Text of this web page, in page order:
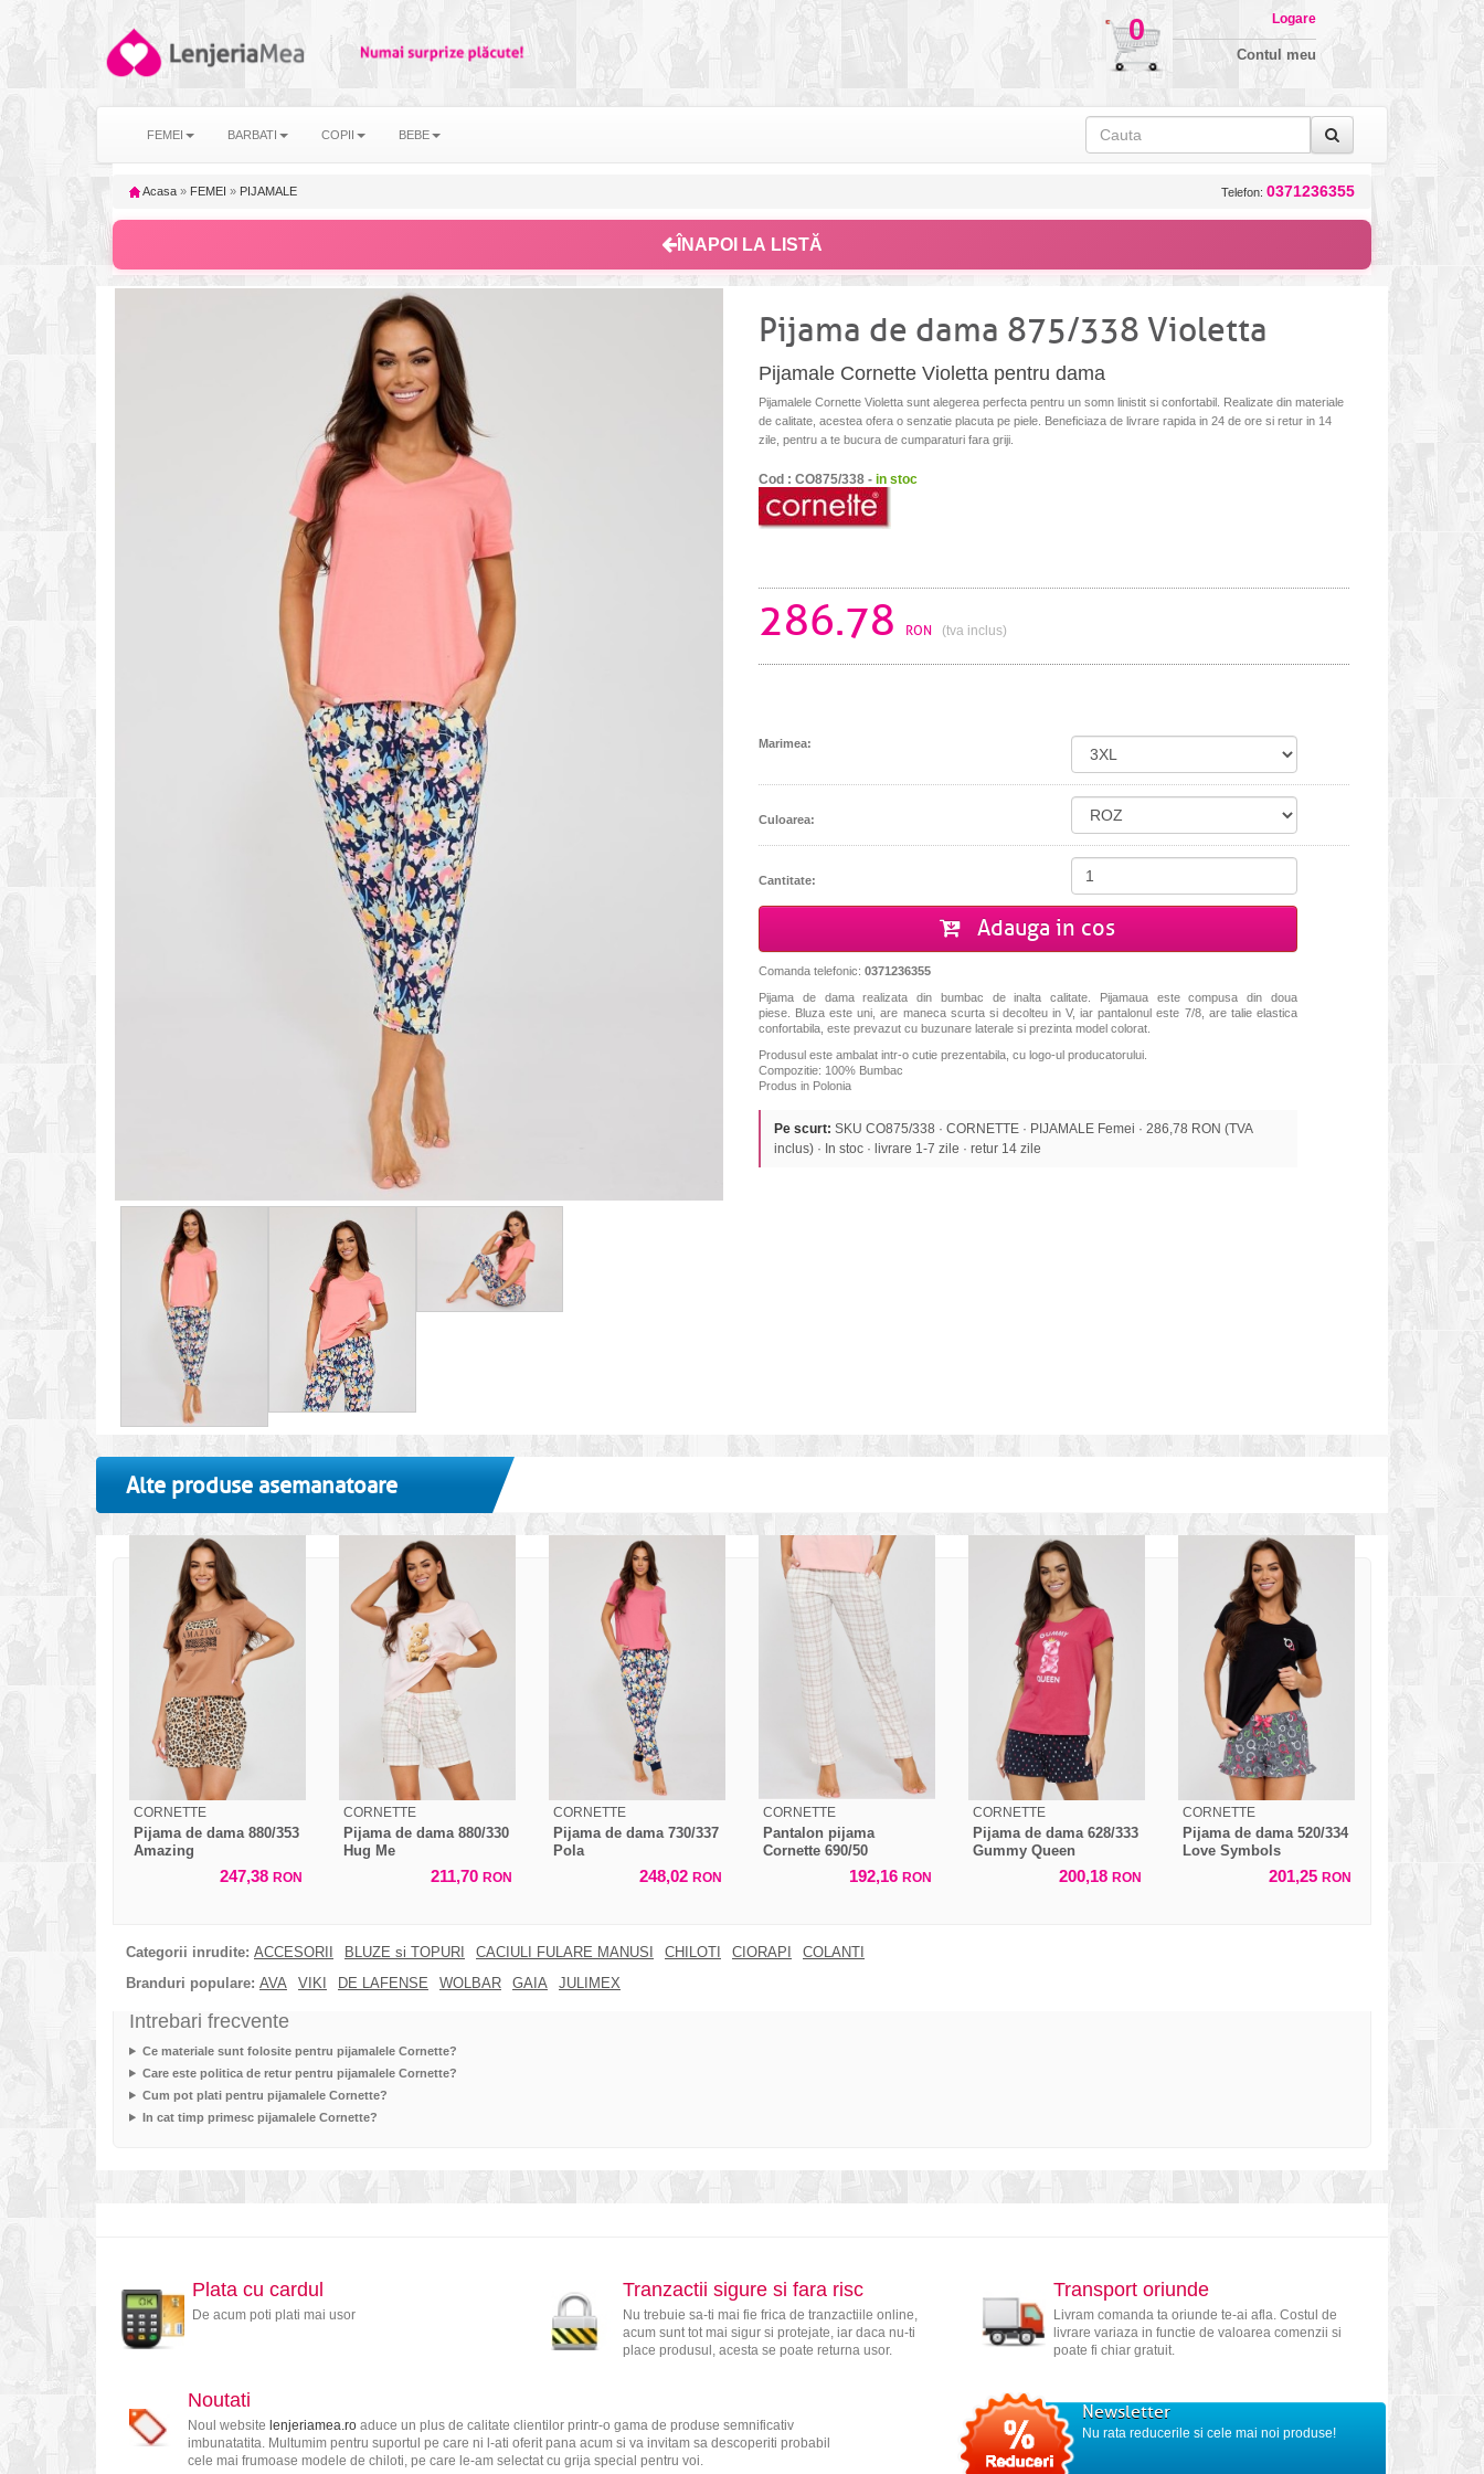
0 Logare
Contul meu
FEMEI BARBATI COPII BEBE
Acasa » FEMEI » PIJAMALE Telefon: 0371236355
ÎNAPOI LA LISTĂ
Pijama de dama 875/338 Violetta
Pijamale Cornette Violetta pentru dama
Pijamalele Cornette Violetta sunt alegerea perfecta pentru un somn linistit si confortabil. Realizate din materiale
de calitate, acestea ofera o senzatie placuta pe piele. Beneficiaza de livrare rapida in 24 de ore si retur in 14
zile, pentru a te bucura de cumparaturi fara griji.
Cod : CO875/338 - in stoc
286.78 RON (tva inclus)
Marimea:
Culoarea:
Cantitate:
Adauga in cos
Comanda telefonic: 0371236355
Pijama de dama realizata din bumbac de inalta calitate. Pijamaua este compusa din doua
piese. Bluza este uni, are maneca scurta si decolteu in V, iar pantalonul este 7/8, are talie elastica
confortabila, este prevazut cu buzunare laterale si prezinta model colorat.
Produsul este ambalat intr-o cutie prezentabila, cu logo-ul producatorului.
Compozitie: 100% Bumbac
Produs in Polonia
Pe scurt: SKU CO875/338 · CORNETTE · PIJAMALE Femei · 286,78 RON (TVA
inclus) · In stoc · livrare 1-7 zile · retur 14 zile
Alte produse asemanatoare
CORNETTE
Pijama de dama 880/353
Amazing
247,38 RON
CORNETTE
Pijama de dama 880/330
Hug Me
211,70 RON
CORNETTE
Pijama de dama 730/337
Pola
248,02 RON
CORNETTE
Pantalon pijama
Cornette 690/50
192,16 RON
CORNETTE
Pijama de dama 628/333
Gummy Queen
200,18 RON
CORNETTE
Pijama de dama 520/334
Love Symbols
201,25 RON
Categorii inrudite: ACCESORII BLUZE si TOPURI CACIULI FULARE MANUSI CHILOTI CIORAPI
COLANTI
Branduri populare: AVA VIKI DE LAFENSE WOLBAR GAIA JULIMEX
Intrebari frecvente
Ce materiale sunt folosite pentru pijamalele Cornette?
Care este politica de retur pentru pijamalele Cornette?
Cum pot plati pentru pijamalele Cornette?
In cat timp primesc pijamalele Cornette?
Plata cu cardul
De acum poti plati mai usor
Tranzactii sigure si fara risc
Nu trebuie sa-ti mai fie frica de tranzactiile online,
acum sunt tot mai sigur si protejate, iar daca nu-ti
place produsul, acesta se poate returna usor.
Transport oriunde
Livram comanda ta oriunde te-ai afla. Costul de
livrare variaza in functie de valoarea comenzii si
poate fi chiar gratuit.
Noutati
Noul website lenjeriamea.roaduce un plus de calitate clientilor printr-o gama de produse semnificativ
imbunatatita. Multumim pentru suportul pe care ni l-ati oferit pana acum si va invitam sa descoperiti probabil
cele mai frumoase modele de chiloti, pe care le-am selectat cu grija special pentru voi.
Newsletter
Nu rata reducerile si cele mai noi produse!